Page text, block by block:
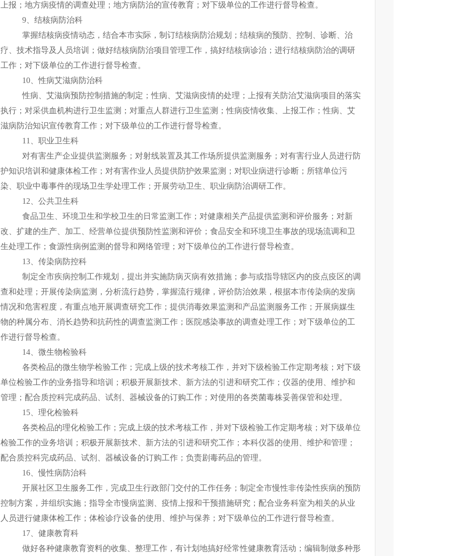
上报；地方病疫情的调查处理；地方病防治的宣传教育；对下级单位的工作进行督导检查。
9、结核病防治科
掌握结核病疫情动态，结合本市实际，制订结核病防治规划；结核病的预防、控制、诊断、治
疗、技术指导及人员培训；做好结核病防治项目管理工作，搞好结核病诊治；进行结核病防治的调研
工作；对下级单位的工作进行督导检查。
10、性病艾滋病防治科
性病、艾滋病预防控制措施的制定；性病、艾滋病疫情的处理；上报有关防治艾滋病项目的落实
执行；对采供血机构进行卫生监测；对重点人群进行卫生监测；性病疫情收集、上报工作；性病、艾
滋病防治知识宣传教育工作；对下级单位的工作进行督导检查。
11
、职业卫生科
对有害生产企业提供监测服务；对射线装置及其工作场所提供监测服务；对有害行业人员进行防
护知识培训和健康体检工作；对有害作业人员提供防护效果监测；对职业病进行诊断；所辖单位污
染、职业中毒事件的现场卫生学处理工作；开展劳动卫生、职业病防治调研工作。
12 、公共卫生科
食品卫生、环境卫生和学校卫生的日常监测工作；对健康相关产品提供监测和评价服务；对新
改、扩建的生产、加工、经营单位提供预防性监测和评价；食品安全和环境卫生事故的现场流调和卫
生处理工作；食源性病例监测的督导和网络管理；对下级单位的工作进行督导检查。
13、传染病防控科
制定全市疾病控制工作规划，提出并实施防病灭病有效措施；参与或指导辖区内的疫点疫区的调
查和处理；开展传染病监测，分析流行趋势，掌握流行规律，评价防治效果，根据本市传染病的发病
情况和危害程度，有重点地开展调查研究工作；提供消毒效果监测和产品监测服务工作；开展病媒生
物的种属分布、消长趋势和抗药性的调查监测工作；医院感染事故的调查处理工作；对下级单位的工
作进行督导检查。
14、微生物检验科
各类检品的微生物学检验工作；完成上级的技术考核工作，并对下级检验工作定期考核；对下级
单位检验工作的业务指导和培训；积极开展新技术、新方法的引进和研究工作；仪器的使用、维护和
管理；配合质控科完成药品、试剂、器械设备的订购工作；对使用的各类菌毒株妥善保管和处理。
15、理化检验科
各类检品的理化检验工作；完成上级的技术考核工作，并对下级检验工作定期考核；对下级单位
检验工作的业务培训；积极开展新技术、新方法的引进和研究工作；本科仪器的使用、维护和管理；
配合质控科完成药品、试剂、器械设备的订购工作；负责剧毒药品的管理。
16、慢性病防治科
开展社区卫生服务工作，完成卫生行政部门交付的工作任务；制定全市慢性非传染性疾病的预防
控制方案，并组织实施；指导全市慢病监测、疫情上报和干预措施研究；配合业务科室为相关的从业
人员进行健康体检工作；体检诊疗设备的使用、维护与保养；对下级单位的工作进行督导检查。
17、健康教育科
做好各种健康教育资料的收集、整理工作，有计划地搞好经常性健康教育活动；编辑制做多种形